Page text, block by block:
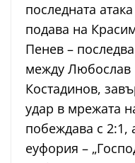
последната
подава на
Пенев –
между Любослав
Костадинов,
удар в мрежата
побеждава с 2:1,
еуфория –